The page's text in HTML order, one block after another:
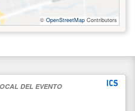
© OpenStreetMap Contributors
DEL EVENTO